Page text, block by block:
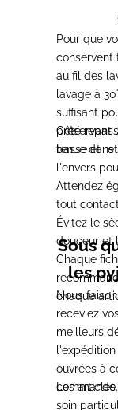
Pour que
conservent
au fil des
lavage à
suffisant
préservant
tenue dans
Côté
basse et
l'envers
Attendez
tout
Évitez le
douceur et
Chaque
chaque
Sous
les
Nous
receviez
meilleurs
ouvrées à
commande.
Les
soin